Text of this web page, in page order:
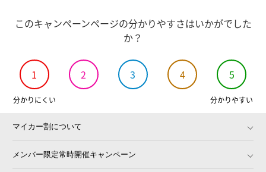
バイク・バイク用品はとやグルー
プ
カーパーツのサムライプロデュー
ス
格安タイヤホイールジャストパー
フジ スペシャルセレクション
アイネット楽天市場店
タイヤホイール激安王国
e-zoa 楽天市場 SHOP
FJ CRAFT
タイヤワールド館ベスト楽天市場
オプショナル豊和
このキャンペーンページの分かりやすさはいかがでした
か？
1 2 3 4 5
分かりにくい 分かりやすい
マイカー割について
メンバー限定常時開催キャンペーン